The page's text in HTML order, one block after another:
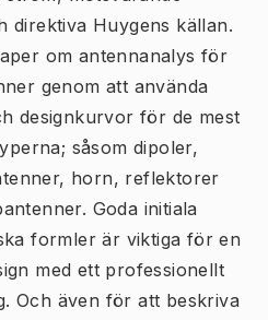
direktiva Huygens källan.
om antennanalys för
genom att använda
designkurvor för de mest
såsom dipoler,
horn, reflektorer
Goda initiala
formler är viktiga för en
med ett professionellt
Och även för att beskriva